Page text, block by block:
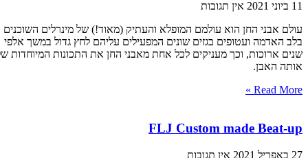
11 ביוני 2021
אין תגובות
עולם אבני החן הוא עולמם המופלא והעתיק (מאוד!) של מינרלים השוכנים
בלב האדמה ועטופים בגזים שונים המפעילים עליהם לחץ גדול במשך אלפי
שנים ארוכות, וכך מעניקים לכל אחת מאבני החן את התכונות המיוחדות של
אותה האבן.
Read More »
FLJ Custom made Beat-up
27 באפריל 2021
אין תגובות